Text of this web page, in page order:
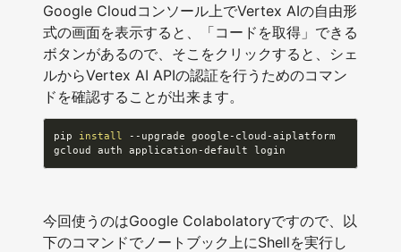
Google Cloudコンソール上でVertex AIの自由形
式の画面を表示すると、「コードを取得」できる
ボタンがあるので、そこをクリックすると、シェ
ルからVertex AI APIの認証を行うためのコマン
ドを確認することが出来ます。
pip install --upgrade google-cloud-aiplatform
gcloud auth application-default login
今回使うのはGoogle Colabolatoryですので、以
下のコマンドでノートブック上にShellを実行し